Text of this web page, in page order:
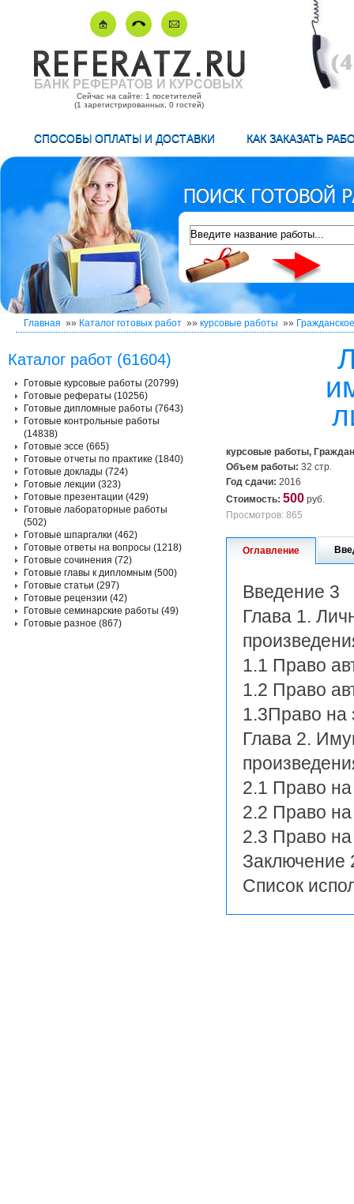
БАНК РЕФЕРАТОВ И КУРСОВЫХ
Сейчас на сайте: 1 посетителей
(1 зарегистрированных, 0 гостей)
СПОСОБЫ ОПЛАТЫ И ДОСТАВКИ КАК ЗАКАЗАТЬ
Главная »» Каталог готовых работ »» курсовые работы »»
курсовые работы,
Объем работы: 32 стр.
Год сдачи: 2016
Стоимость: 500 руб.
Просмотров: 865
Оглавление
Введение 3
Глава 1.
1.1 Право
1.2 Право
1.3Право на
Глава 2.
2.1 Право
2.2 Право
2.3 Право
Заключение
Список
Каталог работ (61604)
Готовые курсовые работы (20799)
Готовые рефераты (10256)
Готовые дипломные работы (7643)
Готовые контрольные работы
(14838)
Готовые эссе (665)
Готовые отчеты по практике (1840)
Готовые доклады (724)
Готовые лекции (323)
Готовые презентации (429)
Готовые лабораторные работы
(502)
Готовые шпаргалки (462)
Готовые ответы на вопросы (1218)
Готовые сочинения (72)
Готовые главы к дипломным (500)
Готовые статьи (297)
Готовые рецензии (42)
Готовые семинарские работы (49)
Готовые разное (867)